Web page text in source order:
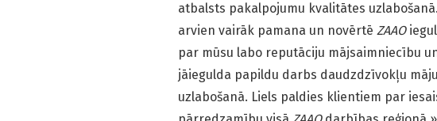
atbalsts pakalpojumu kvalitātes
arvien vairāk pamana un novērtē ZAAO
par mūsu labo reputāciju mājsaimniecību
jāiegulda papildu darbs daudzdzīvokļu
uzlabošanā. Liels paldies klientiem par